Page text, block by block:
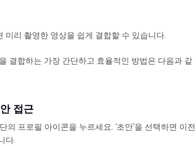
미리 촬영한 영상을 쉽게 결합할 수 있습니다.
결합하는 가장 간단하고 효율적인 방법은 다음과 같
접근
의 프로필 아이콘을 누르세요. ‘초안’을 선택하면 이전
다.